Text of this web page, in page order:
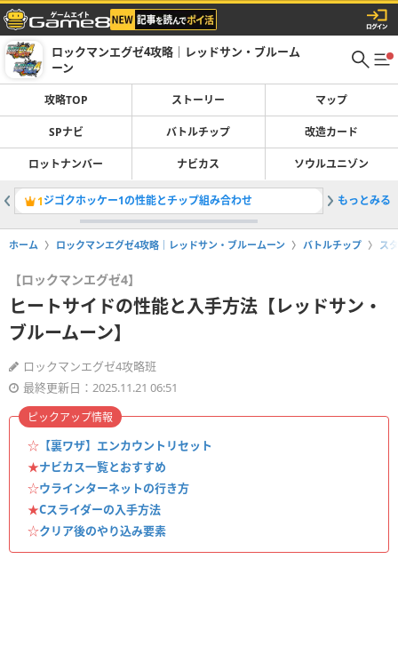
ロックマンエグゼ4攻略｜レッドサン・ブルーム
ーン
攻略TOP ストーリー マップ
SPナビ バトルチップ 改造カード
ロットナンバー ナビカス ソウルユニゾン
1ジゴクホッケー1の性能とチップ組み合わせ 2エアホ
もっとみる
ホーム ロックマンエグゼ4攻略｜レッドサン・ブルームーン バトルチップ ス
【ロックマンエグゼ4】
ヒートサイドの性能と入手方法【レッドサン・
ブルームーン】
ロックマンエグゼ4攻略班
最終更新日：2025.11.21 06:51
☆ 【裏ワザ】エンカウントリセット
★ナビカス一覧とおすすめ
☆ウラインターネットの行き方
★Cスライダーの入手方法
☆クリア後のやり込み要素
ピックアップ情報